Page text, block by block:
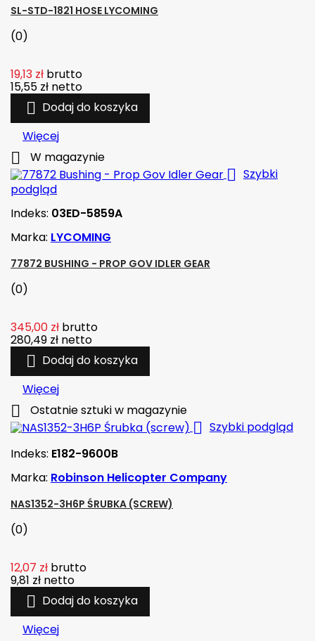
SL-STD-1821 HOSE LYCOMING
(0)
19,13 zł brutto
15,55 zł netto
 Dodaj do koszyka
Więcej
 W magazynie
 Szybki
podgląd
Indeks: 03ED-5859A
Marka: LYCOMING
77872 BUSHING - PROP GOV IDLER GEAR
(0)
345,00 zł brutto
280,49 zł netto
 Dodaj do koszyka
Więcej
 Ostatnie sztuki w magazynie
 Szybki podgląd
Indeks: E182-9600B
Marka: Robinson Helicopter Company
NAS1352-3H6P ŚRUBKA (SCREW)
(0)
12,07 zł brutto
9,81 zł netto
 Dodaj do koszyka
Więcej